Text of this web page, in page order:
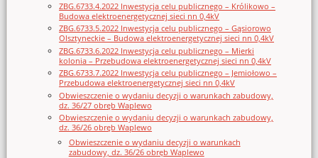
ZBG.6733.4.2022 Inwestycja celu publicznego – Królikowo –
Budowa elektroenergetycznej sieci nn 0,4kV
ZBG.6733.5.2022 Inwestycja celu publicznego – Gąsiorowo
Olsztyneckie – Budowa elektroenergetycznej sieci nn 0,4kV
ZBG.6733.6.2022 Inwestycja celu publicznego – Mierki
kolonia – Przebudowa elektroenergetycznej sieci nn 0,4kV
ZBG.6733.7.2022 Inwestycja celu publicznego – Jemiołowo –
Przebudowa elektroenergetycznej sieci nn 0,4kV
Obwieszczenie o wydaniu decyzji o warunkach zabudowy,
dz. 36/27 obręb Waplewo
Obwieszczenie o wydaniu decyzji o warunkach zabudowy,
dz. 36/26 obręb Waplewo
Obwieszczenie o wydaniu decyzji o warunkach
zabudowy, dz. 36/26 obręb Waplewo